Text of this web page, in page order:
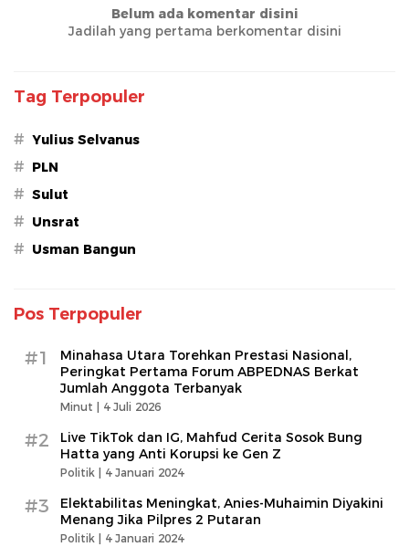
Belum ada komentar disini
Jadilah yang pertama berkomentar disini
Tag Terpopuler
# Yulius Selvanus
# PLN
# Sulut
# Unsrat
# Usman Bangun
Pos Terpopuler
#1
Minahasa Utara Torehkan Prestasi Nasional,
Peringkat Pertama Forum ABPEDNAS Berkat
Jumlah Anggota Terbanyak
Minut | 4 Juli 2026
#2
Live TikTok dan IG, Mahfud Cerita Sosok Bung
Hatta yang Anti Korupsi ke Gen Z
Politik | 4 Januari 2024
#3
Elektabilitas Meningkat, Anies-Muhaimin Diyakini
Menang Jika Pilpres 2 Putaran
Politik | 4 Januari 2024